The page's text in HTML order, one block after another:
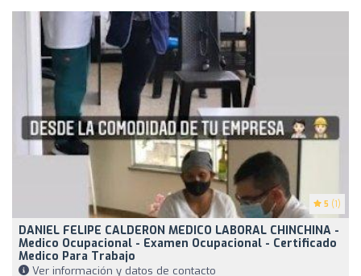
5 (1)
DANIEL FELIPE CALDERON MEDICO LABORAL CHINCHINA -
Medico Ocupacional - Examen Ocupacional - Certificado
Medico Para Trabajo
Ver información y datos de contacto